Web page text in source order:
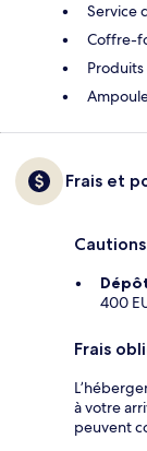
Service
Coffre-
Frais et
400
Frais
à votre
peuvent